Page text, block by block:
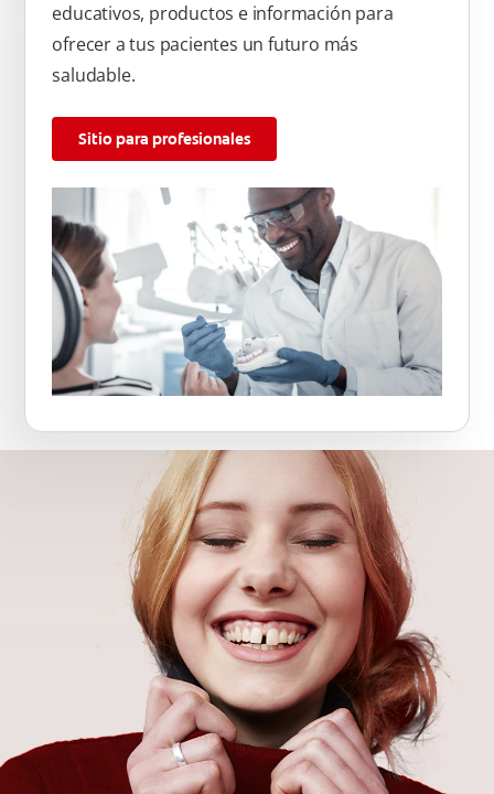
educativos, productos e información para
ofrecer a tus pacientes un futuro más
saludable.
Sitio para profesionales